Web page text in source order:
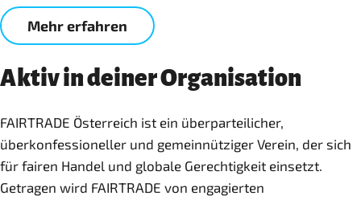
Mehr erfahren
Aktiv in deiner Organisation
FAIRTRADE Österreich ist ein überparteilicher,
überkonfessioneller und gemeinnütziger Verein, der sich
für fairen Handel und globale Gerechtigkeit einsetzt.
Getragen wird FAIRTRADE von engagierten